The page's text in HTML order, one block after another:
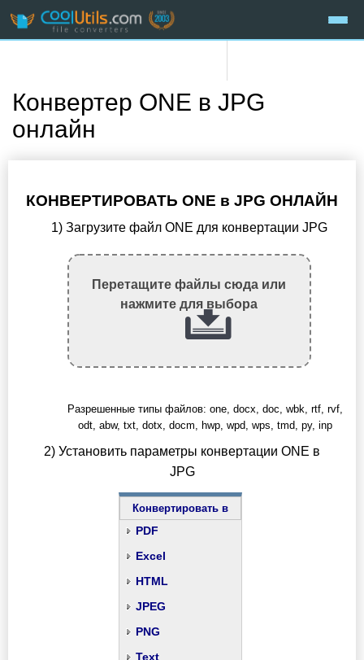
Конвертер ONE в JPG
онлайн
КОНВЕРТИРОВАТЬ ONE в JPG ОНЛАЙН
1) Загрузите файл ONE для конвертации JPG
Перетащите файлы сюда или
нажмите для выбора
Разрешенные типы файлов: one, docx, doc, wbk, rtf, rvf,
odt, abw, txt, dotx, docm, hwp, wpd, wps, tmd, py, inp
2) Установить параметры конвертации ONE в
JPG
Конвертировать в
PDF
Excel
HTML
JPEG
PNG
Text